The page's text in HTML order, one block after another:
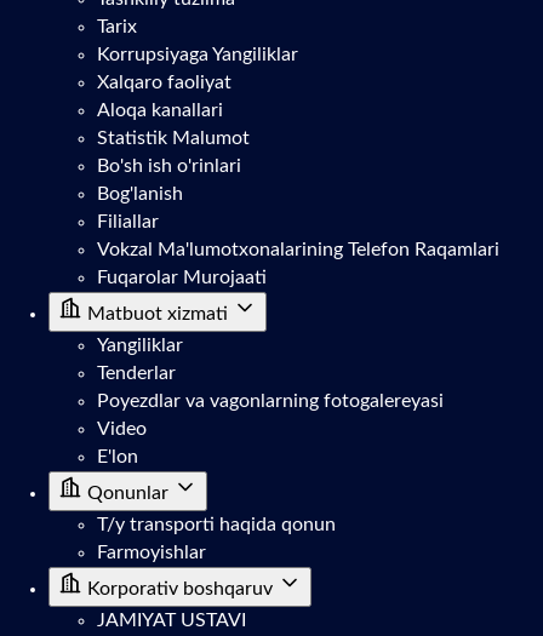
Tarix
Korrupsiyaga Yangiliklar
Xalqaro faoliyat
Aloqa kanallari
Statistik Malumot
Bo'sh ish o'rinlari
Bog'lanish
Filiallar
Vokzal Ma'lumotxonalarining Telefon Raqamlari
Fuqarolar Murojaati
Matbuot xizmati
Yangiliklar
Tenderlar
Poyezdlar va vagonlarning fotogalereyasi
Video
E'lon
Qonunlar
T/y transporti haqida qonun
Farmoyishlar
Korporativ boshqaruv
JAMIYAT USTAVI